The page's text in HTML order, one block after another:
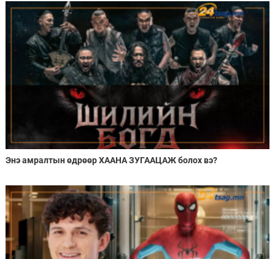
Энэ амралтын өдрөөр ХААНА ЗУГААЦАЖ болох вэ?